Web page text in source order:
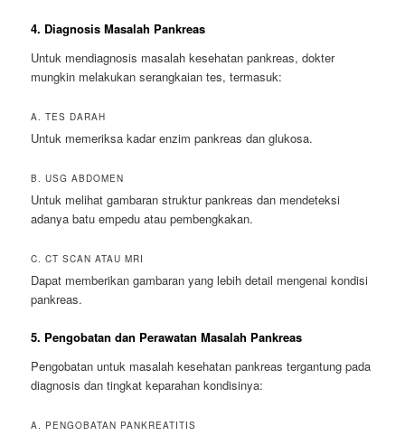
4. Diagnosis Masalah Pankreas
Untuk mendiagnosis masalah kesehatan pankreas, dokter
mungkin melakukan serangkaian tes, termasuk:
A. TES DARAH
Untuk memeriksa kadar enzim pankreas dan glukosa.
B. USG ABDOMEN
Untuk melihat gambaran struktur pankreas dan mendeteksi
adanya batu empedu atau pembengkakan.
C. CT SCAN ATAU MRI
Dapat memberikan gambaran yang lebih detail mengenai kondisi
pankreas.
5. Pengobatan dan Perawatan Masalah Pankreas
Pengobatan untuk masalah kesehatan pankreas tergantung pada
diagnosis dan tingkat keparahan kondisinya:
A. PENGOBATAN PANKREATITIS